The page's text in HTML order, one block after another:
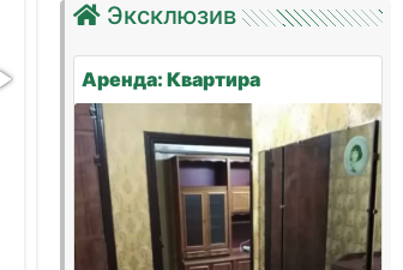
Эксклюзив
Аренда: Квартира